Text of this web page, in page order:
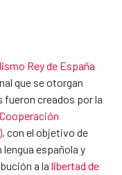
Rey de España
que se otorgan
creados por la
, con el objetivo de
española y
a la libertad de